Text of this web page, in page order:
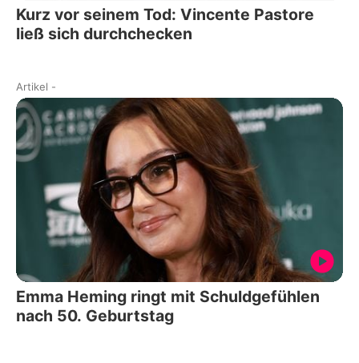
Kurz vor seinem Tod: Vincente Pastore
ließ sich durchchecken
Artikel -
Emma Heming ringt mit Schuldgefühlen
nach 50. Geburtstag